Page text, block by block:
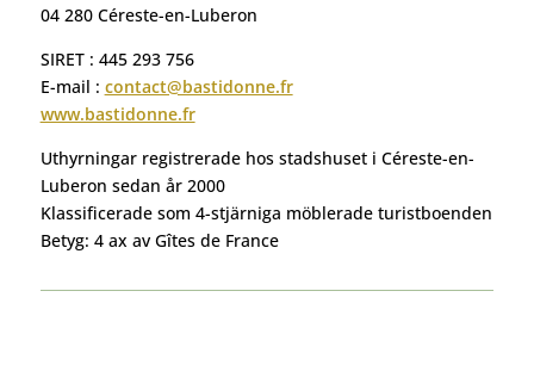
04 280 Céreste-en-Luberon
SIRET : 445 293 756
E-mail : contact@bastidonne.fr
www.bastidonne.fr
Uthyrningar registrerade hos stadshuset i Céreste-en-
Luberon sedan år 2000
Klassificerade som 4-stjärniga möblerade turistboenden
Betyg: 4 ax av Gîtes de France